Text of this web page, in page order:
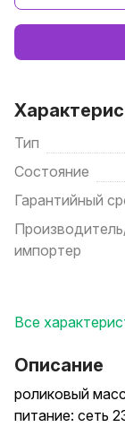
Тип
Состояние
Гарантийный
импортер
Все
Описание
роликовый
питание: сеть